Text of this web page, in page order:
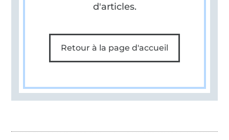
d'articles.
Retour à la page d'accueil